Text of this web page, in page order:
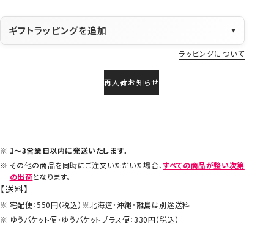
ギフトラッピングを追加 ▼
ラッピングについて
再入荷お知らせ
1～3営業日以内に発送いたします。
その他の商品を同時にご注文いただいた場合、すべての商品が整い次第
の出荷となります。
【送料】
宅配便：550円（税込）※北海道・沖縄・離島は別途送料
ゆうパケット便・ゆうパケットプラス便：330円（税込）